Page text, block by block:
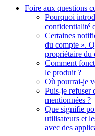
Foire aux questions
Pourquoi
confidentialité
Certaines
du compte ».
propriétaire du
Comment
le produit ?
Où pourrai-je
Puis-je refuser
mentionnées ?
Que signifie
utilisateurs et
avec des